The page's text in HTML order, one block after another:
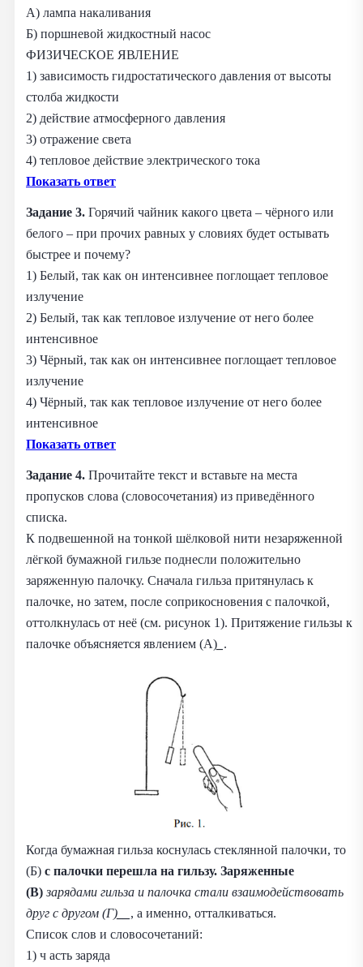
А) лампа накаливания
Б) поршневой жидкостный насос
ФИЗИЧЕСКОЕ ЯВЛЕНИЕ
1) зависимость гидростатического давления от высоты
столба жидкости
2) действие атмосферного давления
3) отражение света
4) тепловое действие электрического тока
Показать ответ
Задание 3. Горячий чайник какого цвета – чёрного или
белого – при прочих равных у словиях будет остывать
быстрее и почему?
1) Белый, так как он интенсивнее поглощает тепловое
излучение
2) Белый, так как тепловое излучение от него более
интенсивное
3) Чёрный, так как он интенсивнее поглощает тепловое
излучение
4) Чёрный, так как тепловое излучение от него более
интенсивное
Показать ответ
Задание 4. Прочитайте текст и вставьте на места
пропусков слова (словосочетания) из приведённого
списка.
К подвешенной на тонкой шёлковой нити незаряженной
лёгкой бумажной гильзе поднесли положительно
заряженную палочку. Сначала гильза притянулась к
палочке, но затем, после соприкосновения с палочкой,
оттолкнулась от неё (см. рисунок 1). Притяжение гильзы к
палочке объясняется явлением (А) .
Когда бумажная гильза коснулась стеклянной палочки, то
(Б) с палочки перешла на гильзу. Заряженные
(В) зарядами гильза и палочка стали взаимодействовать
друг с другом (Г)
, а именно, отталкиваться.
Список слов и словосочетаний:
1) ч асть заряда